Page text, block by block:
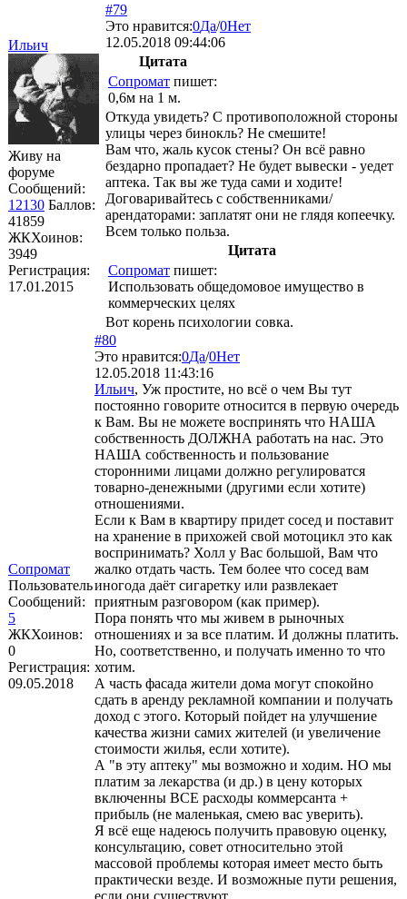
Ильич
Живу на
форуме
Сообщений:
12130 Баллов:
41859
ЖКХоинов:
3949
Регистрация:
17.01.2015
#79
Это нравится:0Да/0Нет
12.05.2018 09:44:06
Цитата
Сопромат пишет:
0,6м на 1 м.
Откуда увидеть? С противоположной стороны
улицы через бинокль? Не смешите!
Вам что, жаль кусок стены? Он всё равно
бездарно пропадает? Не будет вывески - уедет
аптека. Так вы же туда сами и ходите!
Договаривайтесь с собственниками/
арендаторами: заплатят они не глядя копеечку.
Всем только польза.
Цитата
Сопромат пишет:
Использовать общедомовое имущество в
коммерческих целях
Вот корень психологии совка.
Сопромат
Пользователь
Сообщений:
5
ЖКХоинов:
0
Регистрация:
09.05.2018
#80
Это нравится:0Да/0Нет
12.05.2018 11:43:16
Ильич, Уж простите, но всё о чем Вы тут
постоянно говорите относится в первую очередь
к Вам. Вы не можете воспринять что НАША
собственность ДОЛЖНА работать на нас. Это
НАША собственность и пользование
сторонними лицами должно регулироватся
товарно-денежными (другими если хотите)
отношениями.
Если к Вам в квартиру придет сосед и поставит
на хранение в прихожей свой мотоцикл это как
воспринимать? Холл у Вас большой, Вам что
жалко отдать часть. Тем более что сосед вам
иногода даёт сигаретку или развлекает
приятным разговором (как пример).
Пора понять что мы живем в рыночных
отношениях и за все платим. И должны платить.
Но, соответственно, и получать именно то что
хотим.
А часть фасада жители дома могут спокойно
сдать в аренду рекламной компании и получать
доход с этого. Который пойдет на улучшение
качества жизни самих жителей (и увеличение
стоимости жилья, если хотите).
А "в эту аптеку" мы возможно и ходим. НО мы
платим за лекарства (и др.) в цену которых
включенны ВСЕ расходы коммерсанта +
прибыль (не маленькая, смею вас уверить).
Я всё еще надеюсь получить правовую оценку,
консультацию, совет относительно этой
массовой проблемы которая имеет место быть
практически везде. И возможные пути решения,
если они существуют.